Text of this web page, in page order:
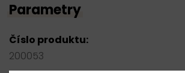
Parametry
Číslo produktu:
200053